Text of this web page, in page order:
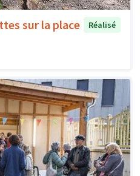
sur la place
Réalisé